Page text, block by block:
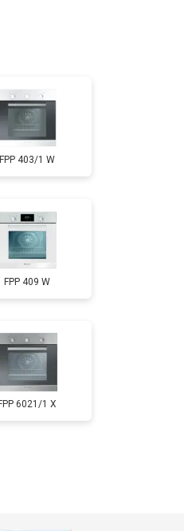
FPP 403/1 W
FPP 409 W
6021/1 X